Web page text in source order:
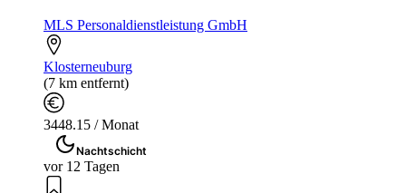
MLS Personaldienstleistung GmbH
Klosterneuburg
(7 km entfernt)
3448.15 / Monat
Nachtschicht
vor 12 Tagen